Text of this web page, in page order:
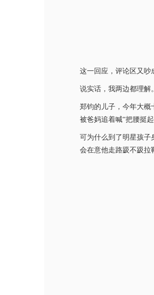
这一回应，评论区又吵
说实话，我两边都理
郑钧的儿子，今年大概
被爸妈追着喊“把腰挺
可为什么到了明星孩子
会在意他走路趿不趿拉